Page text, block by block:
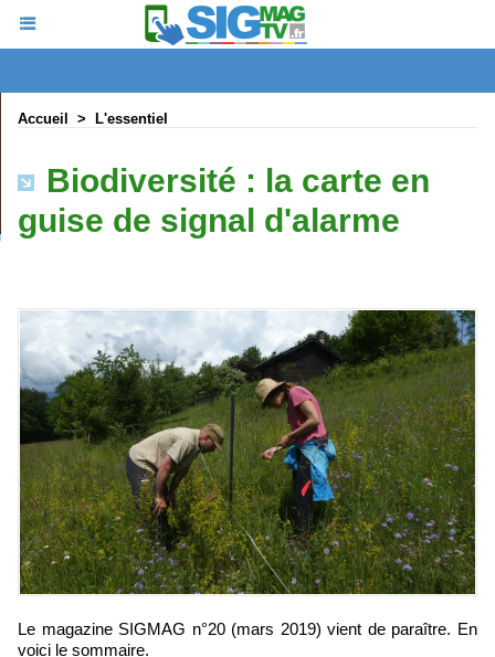
Accueil > L'essentiel
Biodiversité : la carte en
guise de signal d'alarme
Le magazine SIGMAG n°20 (mars 2019) vient de paraître. En
voici le sommaire.